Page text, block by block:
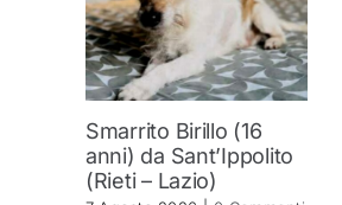
Smarrito Birillo (16
anni) da Sant’Ippolito
(Rieti – Lazio)